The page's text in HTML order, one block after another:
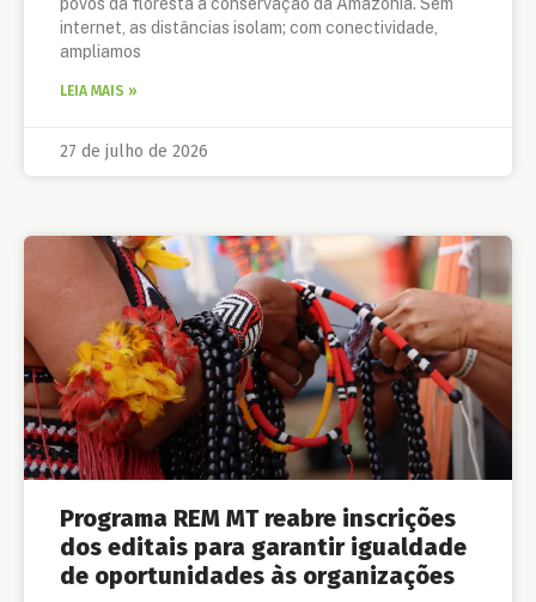
internet, as distâncias isolam; com conectividade,
ampliamos
LEIA MAIS »
27 de julho de 2026
Programa REM MT reabre inscrições
dos editais para garantir igualdade
de oportunidades às organizações